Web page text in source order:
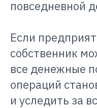
повседневной
Если
собственник
все денежные
операций
и уследить за